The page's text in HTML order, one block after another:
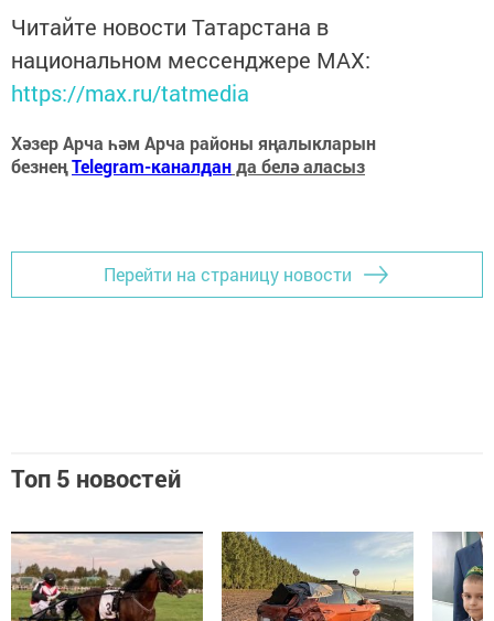
Читайте новости Татарстана в
национальном мессенджере MАХ:
https://max.ru/tatmedia
Хәзер Арча һәм Арча районы яңалыкларын
безнеңTelegram-каналданда белә аласыз
Перейти на страницу новости
Топ 5 новостей